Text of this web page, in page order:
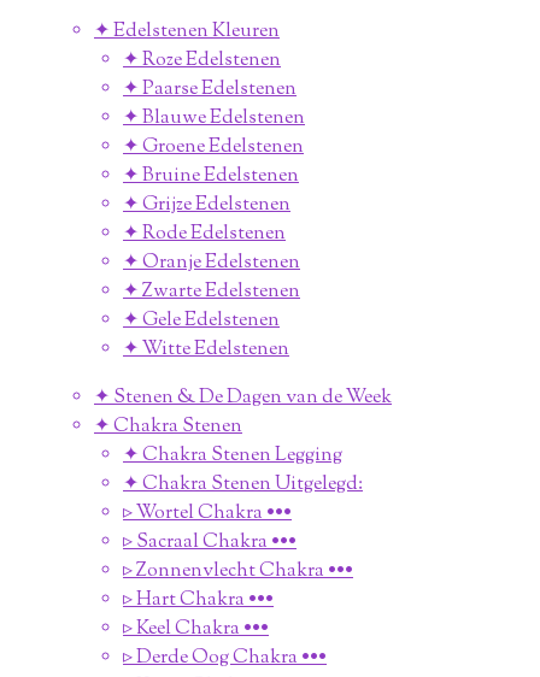
✦ Edelstenen Kleuren
✦ Roze Edelstenen
✦ Paarse Edelstenen
✦ Blauwe Edelstenen
✦ Groene Edelstenen
✦ Bruine Edelstenen
✦ Grijze Edelstenen
✦ Rode Edelstenen
✦ Oranje Edelstenen
✦ Zwarte Edelstenen
✦ Gele Edelstenen
✦ Witte Edelstenen
✦ Stenen & De Dagen van de Week
✦ Chakra Stenen
✦ Chakra Stenen Legging
✦ Chakra Stenen Uitgelegd:
▹ Wortel Chakra •••
▹ Sacraal Chakra •••
▹ Zonnenvlecht Chakra •••
▹ Hart Chakra •••
▹ Keel Chakra •••
▹ Derde Oog Chakra •••